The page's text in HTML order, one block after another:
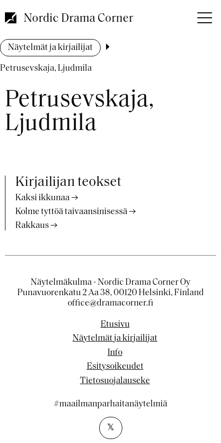
pääsisältöön
Nordic Drama Corner
Murupolku
Näytelmät ja kirjailijat
Petrusevskaja, Ljudmila
Petrusevskaja,
Ljudmila
Kirjailijan teokset
Kaksi ikkunaa
Kolme tyttöä taivaansinisessä
Rakkaus
Näytelmäkulma - Nordic Drama Corner Oy
Punavuorenkatu 2 Aa 38, 00120 Helsinki, Finland
office@dramacorner.fi
Etusivu
Näytelmät ja kirjailijat
Info
Esitysoikeudet
Tietosuojalauseke
#maailmanparhaitanäytelmiä
𝕏